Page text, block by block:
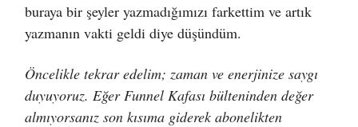
buraya bir şeyler yazmadığımızı farkettim ve artık
yazmanın vakti geldi diye düşündüm.
Öncelikle tekrar edelim; zaman ve enerjinize saygı
duyuyoruz. Eğer Funnel Kafası bülteninden değer
almıyorsanız son kısıma giderek abonelikten